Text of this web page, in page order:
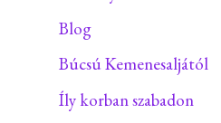
Blog
Búcsú Kemenesaljától
Íly korban szabadon